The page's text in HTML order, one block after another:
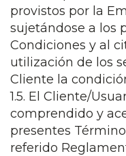
provistos por la
sujetándose a los
Condiciones y al
utilización de los
Cliente la
1.5. El Cliente/
comprendido y
presentes
referido